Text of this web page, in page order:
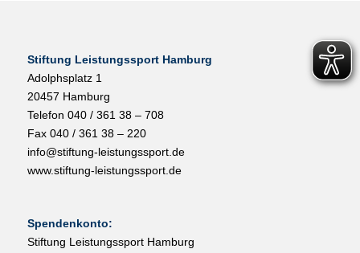
Stiftung Leistungssport Hamburg
Adolphsplatz 1
20457 Hamburg
Telefon 040 / 361 38 – 708
Fax 040 / 361 38 – 220
info@stiftung-leistungssport.de
www.stiftung-leistungssport.de
Spendenkonto:
Stiftung Leistungssport Hamburg